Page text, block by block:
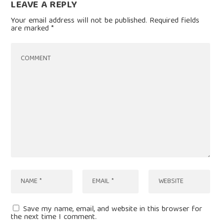
LEAVE A REPLY
Your email address will not be published. Required fields
are marked*
Save my name, email, and website in this browser for
the next time I comment.